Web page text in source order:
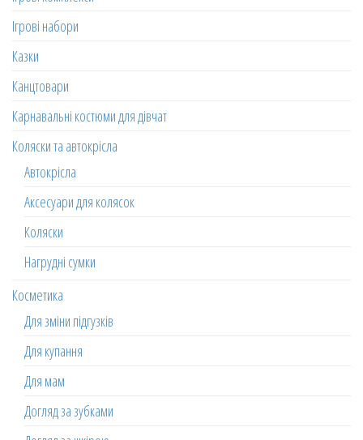
Ігрові набори
Казки
Канцтовари
Карнавальні костюми для дівчат
Коляски та автокрісла
Автокрісла
Аксесуари для колясок
Коляски
Нагрудні сумки
Косметика
Для зміни підгузків
Для купання
Для мам
Догляд за зубками